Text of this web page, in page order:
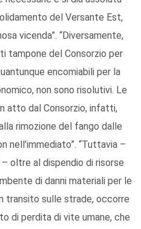
del Versante Est,
vicenda”. “Diversamente,
tampone del Consorzio per
encomiabili per la
non sono risolutivi. Le
atto dal Consorzio, infatti,
rimozione del fango dalle
nell’immediato”. “Tuttavia –
oltre al dispendio di risorse
di danni materiali per le
transito sulle strade, occorre
di perdita di vite umane, che